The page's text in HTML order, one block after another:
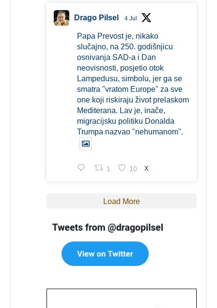
Drago Pilsel 4 Jul
Papa Prevost je, nikako
slučajno, na 250. godišnjicu
osnivanja SAD-a i Dan
neovisnosti, posjetio otok
Lampedusu, simbolu, jer ga se
smatra "vratom Europe" za sve
one koji riskiraju život prelaskom
Mediterana. Lav je, inače,
migracijsku politiku Donalda
Trumpa nazvao "nehumanom".
1 10 X
Load More